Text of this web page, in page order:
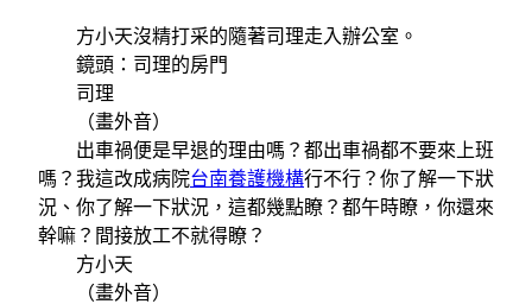
方小天沒精打采的隨著司理走入辦公室。
鏡頭：司理的房門
司理
（畫外音）
出車禍便是早退的理由嗎？都出車禍都不要來上班
嗎？我這改成病院台南養護機構行不行？你了解一下狀
況、你了解一下狀況，這都幾點瞭？都午時瞭，你還來
幹嘛？間接放工不就得瞭？
方小天
（畫外音）